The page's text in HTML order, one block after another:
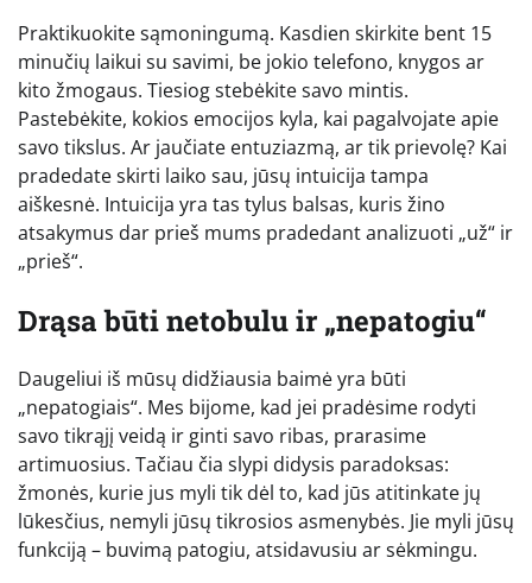
Praktikuokite sąmoningumą. Kasdien skirkite bent 15
minučių laikui su savimi, be jokio telefono, knygos ar
kito žmogaus. Tiesiog stebėkite savo mintis.
Pastebėkite, kokios emocijos kyla, kai pagalvojate apie
savo tikslus. Ar jaučiate entuziazmą, ar tik prievolę? Kai
pradedate skirti laiko sau, jūsų intuicija tampa
aiškesnė. Intuicija yra tas tylus balsas, kuris žino
atsakymus dar prieš mums pradedant analizuoti „už“ ir
„prieš“.
Drąsa būti netobulu ir „nepatogiu“
Daugeliui iš mūsų didžiausia baimė yra būti
„nepatogiais“. Mes bijome, kad jei pradėsime rodyti
savo tikrąjį veidą ir ginti savo ribas, prarasime
artimuosius. Tačiau čia slypi didysis paradoksas:
žmonės, kurie jus myli tik dėl to, kad jūs atitinkate jų
lūkesčius, nemyli jūsų tikrosios asmenybės. Jie myli jūsų
funkciją – buvimą patogiu, atsidavusiu ar sėkmingu.